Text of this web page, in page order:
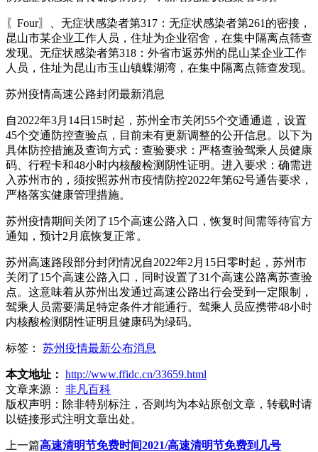
〖Four〗、无症状感染者第317：无症状感染者第261的密接，
昆山市某企业工作人员，住址为企业宿舍，在集中隔离点筛查
发现。无症状感染者第318：外省市返苏州的昆山某企业工作
人员，住址为昆山市玉山镇蝶湖湾，在集中隔离点筛查发现。
苏州疫情高速公路封闭最新消息
自2022年3月14日15时起，苏州全市关闭55个交通通道，设置
45个交通防控查验点，目前未有更新调整的公开信息。以下为
具体防控措施及查询方式：查验要求：严格查验驾乘人员健康
码、行程卡和48小时内核酸检测阴性证明。进入要求：确需进
入苏州市的，须按照苏州市疫情防控2022年第62号通告要求，
严格落实健康管理措施。
苏州疫情期间关闭了15个高速公路入口，恢复时间需等待官方
通知，预计2月底恢复正常。
苏州高速路段部分封闭情况自2022年2月15日零时起，苏州市
关闭了15个高速公路入口，同时设置了31个高速公路离苏查验
点。这意味着从苏州出发通过高速公路出行会受到一定限制，
驾乘人员需要满足特定条件才能通行。驾乘人员应携带48小时
内核酸检测阴性证明且健康码为绿码。
标签： 苏州疫情最新公布消息
本文地址： http://www.ffidc.cn/33659.html
文章来源：
非凡百科
版权声明： 除非特别标注，否则均为本站原创文章，转载时请
以链接形式注明文章出处。
上一篇高速清明节免费时间2021/高速清明节免费到几号